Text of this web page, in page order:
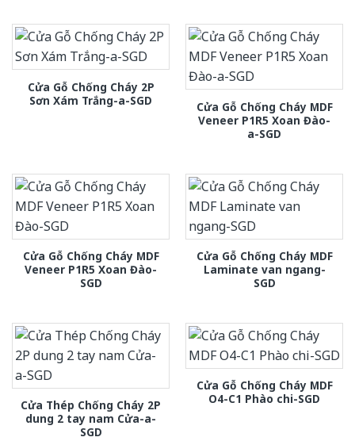
Cửa Gỗ Chống Cháy 2P
Sơn Xám Trắng-a-SGD
Cửa Gỗ Chống Cháy MDF
Veneer P1R5 Xoan Đào-
a-SGD
Cửa Gỗ Chống Cháy MDF
Veneer P1R5 Xoan Đào-
SGD
Cửa Gỗ Chống Cháy MDF
Laminate van ngang-
SGD
Cửa Thép Chống Cháy 2P
dung 2 tay nam Cửa-a-
SGD
Cửa Gỗ Chống Cháy MDF
O4-C1 Phào chi-SGD